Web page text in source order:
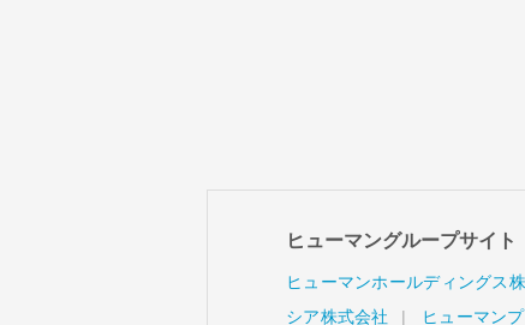
ヒューマングループサイト
ヒューマンホールディングス
シア株式会社
ヒューマン